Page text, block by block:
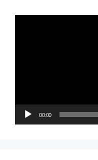
00:00